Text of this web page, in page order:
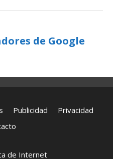
Publicidad
Privacidad
de Internet